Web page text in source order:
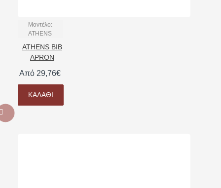
Μοντέλο:
ATHENS
ATHENS BIB
APRON
Από 29,76€
ΚΑΛΆΘΙ